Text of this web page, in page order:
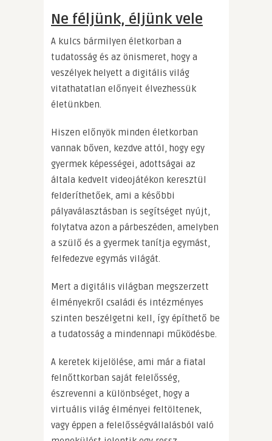
Ne féljünk, éljünk vele
A kulcs bármilyen életkorban a
tudatosság és az önismeret, hogy a
veszélyek helyett a digitális világ
vitathatatlan előnyeit élvezhessük
életünkben.
Hiszen előnyök minden életkorban
vannak bőven, kezdve attól, hogy egy
gyermek képességei, adottságai az
általa kedvelt videojátékon keresztül
felderíthetőek, ami a későbbi
pályaválasztásban is segítséget nyújt,
folytatva azon a párbeszéden, amelyben
a szülő és a gyermek tanítja egymást,
felfedezve egymás világát.
Mert a digitális világban megszerzett
élményekről családi és intézményes
szinten beszélgetni kell, így építhető be
a tudatosság a mindennapi működésbe.
A keretek kijelölése, ami már a fiatal
felnőttkorban saját felelősség,
észrevenni a különbséget, hogy a
virtuális világ élményei feltöltenek,
vagy éppen a felelősségvállalásból való